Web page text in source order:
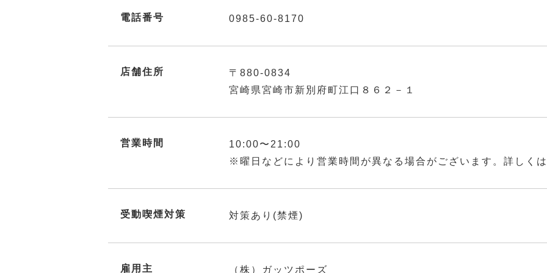
電話番号 0985-60-8170
店舗住所
〒880-0834
宮崎県宮崎市新別府町江口８６２－１
営業時間
10:00〜21:00
※曜日などにより営業時間が異なる場合がございます。詳しく
受動喫煙対策 対策あり(禁煙)
雇用主 （株）ガッツポーズ